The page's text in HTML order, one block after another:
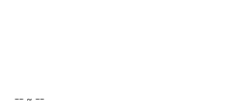
-- ~ --